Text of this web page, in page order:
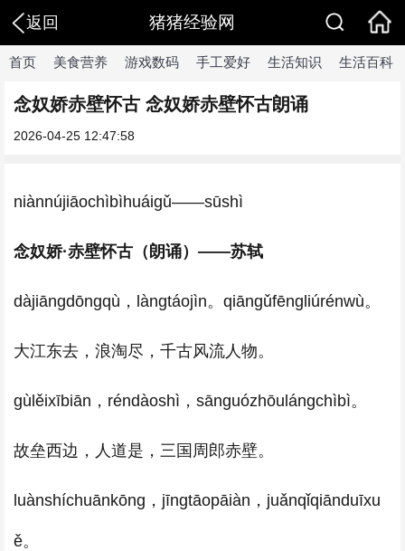
返回 猪猪经验网
首页 美食营养 游戏数码 手工爱好 生活知识 生活百科
念奴娇赤壁怀古 念奴娇赤壁怀古朗诵
2026-04-25 12:47:58
niànnújiāochìbìhuáigǔ——sūshì
念奴娇·赤壁怀古（朗诵）——苏轼
dàjiāngdōngqù，làngtáojìn。qiāngǔfēngliúrénwù。
大江东去，浪淘尽，千古风流人物。
gùlěixībiān，réndàoshì，sānguózhōulángchìbì。
故垒西边，人道是，三国周郎赤壁。
luànshíchuānkōng，jīngtāopāiàn，juǎnqǐqiānduīxu
ě。